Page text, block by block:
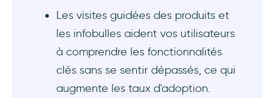
Les visites guidées des produits et
les infobulles aident vos utilisateurs
à comprendre les fonctionnalités
clés sans se sentir dépassés, ce qui
augmente les taux d'adoption.